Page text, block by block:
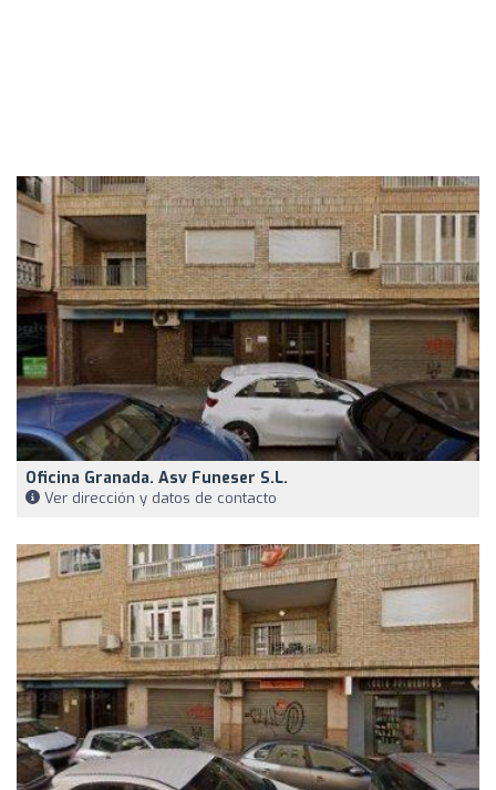
Oficina Granada. Asv Funeser S.L.
Ver dirección y datos de contacto